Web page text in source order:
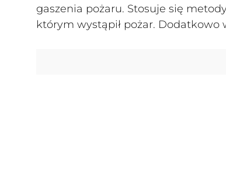
gaszenia pożaru. Stosuje się
którym wystąpił pożar.